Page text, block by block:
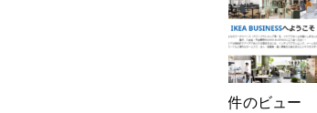
件のビュー